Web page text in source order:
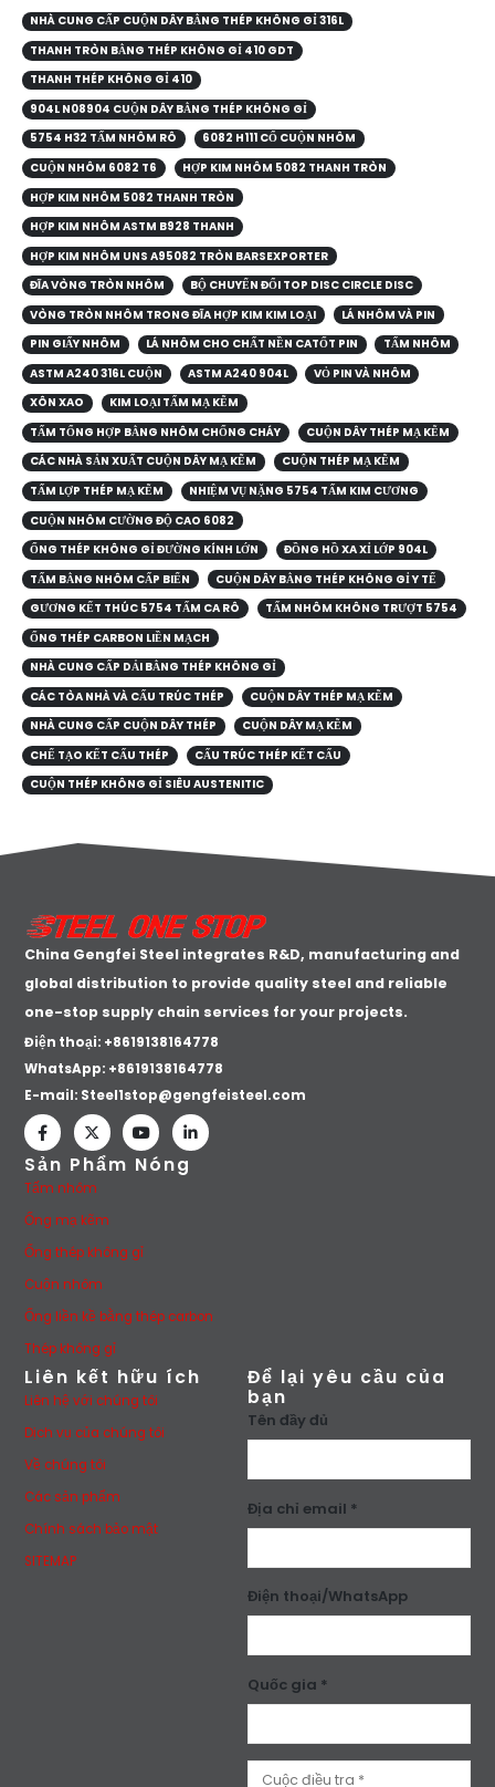
NHÀ CUNG CẤP CUỘN DÂY BẰNG THÉP KHÔNG GỈ 316L
THANH TRÒN BẰNG THÉP KHÔNG GỈ 410 GDT
THANH THÉP KHÔNG GỈ 410
904L N08904 CUỘN DÂY BẰNG THÉP KHÔNG GỈ
5754 H32 TẤM NHÔM RÔ
6082 H111 CỔ CUỘN NHÔM
CUỘN NHÔM 6082 T6
HỢP KIM NHÔM 5082 THANH TRÒN
HỢP KIM NHÔM 5082 THANH TRÒN
HỢP KIM NHÔM ASTM B928 THANH
HỢP KIM NHÔM UNS A95082 TRÒN BARSEXPORTER
ĐĨA VÒNG TRÒN NHÔM
BỘ CHUYỂN ĐỔI TOP DISC CIRCLE DISC
VÒNG TRÒN NHÔM TRONG ĐĨA HỢP KIM KIM LOẠI
LÁ NHÔM VÀ PIN
PIN GIẤY NHÔM
LÁ NHÔM CHO CHẤT NỀN CATỐT PIN
TẤM NHÔM
ASTM A240 316L CUỘN
ASTM A240 904L
VỎ PIN VÀ NHÔM
XÔN XAO
KIM LOẠI TẤM MẠ KẼM
TẤM TỔNG HỢP BẰNG NHÔM CHỐNG CHÁY
CUỘN DÂY THÉP MẠ KẼM
CÁC NHÀ SẢN XUẤT CUỘN DÂY MẠ KẼM
CUỘN THÉP MẠ KẼM
TẤM LỢP THÉP MẠ KẼM
NHIỆM VỤ NẶNG 5754 TẤM KIM CƯƠNG
CUỘN NHÔM CƯỜNG ĐỘ CAO 6082
ỐNG THÉP KHÔNG GỈ ĐƯỜNG KÍNH LỚN
ĐỒNG HỒ XA XỈ LỚP 904L
TẤM BẰNG NHÔM CẤP BIỂN
CUỘN DÂY BẰNG THÉP KHÔNG GỈ Y TẾ
GƯƠNG KẾT THÚC 5754 TẤM CA RÔ
TẤM NHÔM KHÔNG TRƯỢT 5754
ỐNG THÉP CARBON LIỀN MẠCH
NHÀ CUNG CẤP DẢI BẰNG THÉP KHÔNG GỈ
CÁC TÒA NHÀ VÀ CẤU TRÚC THÉP
CUỘN DÂY THÉP MẠ KẼM
NHÀ CUNG CẤP CUỘN DÂY THÉP
CUỘN DÂY MẠ KẼM
CHẾ TẠO KẾT CẤU THÉP
CẤU TRÚC THÉP KẾT CẤU
CUỘN THÉP KHÔNG GỈ SIÊU AUSTENITIC
China Gengfei Steel integrates R&D, manufacturing and
global distribution to provide quality steel and reliable
one-stop supply chain services for your projects.
Điện thoại: +8619138164778
WhatsApp: +8619138164778
E-mail: Steel1stop@gengfeisteel.com
Sản Phẩm Nóng
Tấm nhôm
Ống mạ kẽm
Ống thép không gỉ
Cuộn nhôm
Ống liền kề bằng thép carbon
Thép không gỉ
Liên kết hữu ích
Liên hệ với chúng tôi
Dịch vụ của chúng tôi
Về chúng tôi
Các sản phẩm
Chính sách bảo mật
SITEMAP
Để lại yêu cầu của
bạn
Tên đầy đủ
Địa chỉ email *
Điện thoại/WhatsApp
Quốc gia *